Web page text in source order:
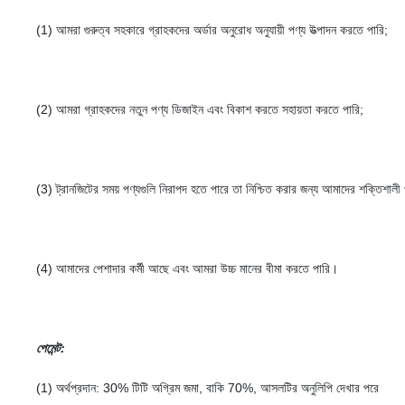
(1) আমরা গুরুত্ব সহকারে গ্রাহকদের অর্ডার অনুরোধ অনুযায়ী পণ্য উত্পাদন করতে পারি;
(2) আমরা গ্রাহকদের নতুন পণ্য ডিজাইন এবং বিকাশ করতে সহায়তা করতে পারি;
(3) ট্রানজিটের সময় পণ্যগুলি নিরাপদ হতে পারে তা নিশ্চিত করার জন্য আমাদের শক্তিশালী
(4) আমাদের পেশাদার কর্মী আছে এবং আমরা উচ্চ মানের বীমা করতে পারি।
পেমেন্ট:
(1) অর্থপ্রদান: 30% টিটি অগ্রিম জমা, বাকি 70%, আসলটির অনুলিপি দেখার পরে